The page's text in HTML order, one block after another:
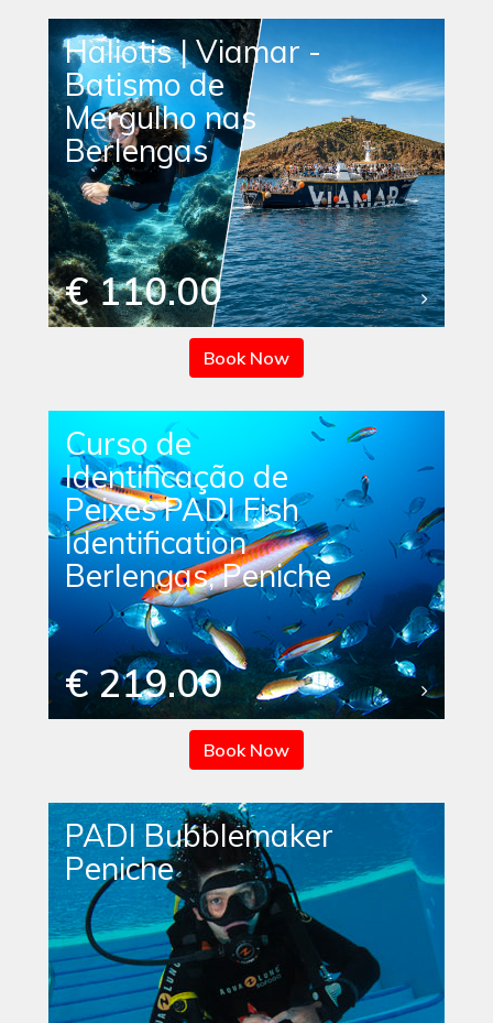
Haliotis | Viamar -
Batismo de
Mergulho nas
Berlengas
€ 110.00
Book Now
Curso de
Identificação de
Peixes PADI Fish
Identification
Berlengas, Peniche
€ 219.00
Book Now
PADI Bubblemaker
Peniche